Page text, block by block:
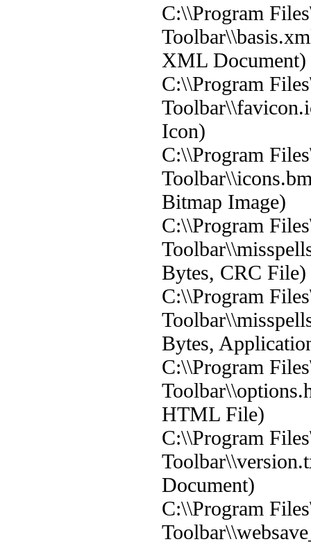
C:\\Program
XML Document)
C:\\Program
Icon)
C:\\Program
Bitmap Image)
C:\\Program
Bytes, CRC File)
C:\\Program
Bytes,
C:\\Program
HTML File)
C:\\Program
Document)
C:\\Program